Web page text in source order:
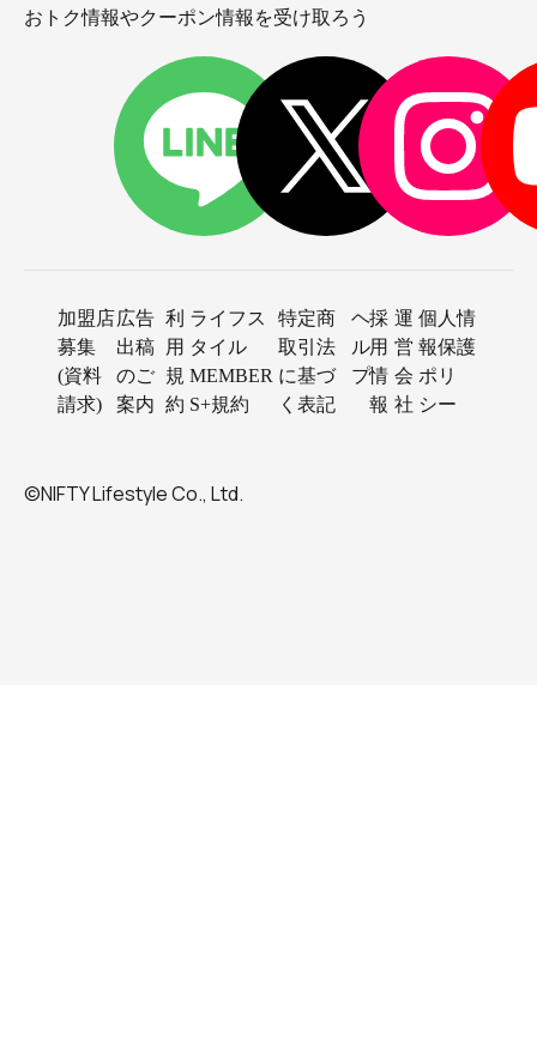
おトク情報やクーポン情報を受け取ろう
加盟店
募集
(資料
請求)
広告
出稿
のご
案内
利
用
規
約
ライフス
タイル
MEMBER
S+規約
特定商
取引法
に基づ
く表記
ヘ
ル
プ
採
用
情
報
運
営
会
社
個人情
報保護
ポリ
シー
©NIFTY Lifestyle Co., Ltd.